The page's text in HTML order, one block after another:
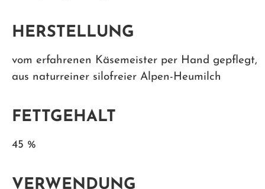
HERSTELLUNG
vom erfahrenen Käsemeister per Hand gepflegt,
aus naturreiner silofreier Alpen-Heumilch
FETTGEHALT
45 %
VERWENDUNG